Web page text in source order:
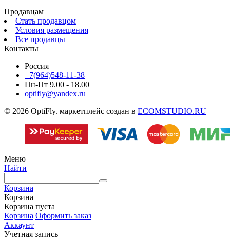
Продавцам
Стать продавцом
Условия размещения
Все продавцы
Контакты
Россия
+7(964)548-11-38
Пн-Пт 9.00 - 18.00
optifly@yandex.ru
© 2026 OptiFly. маркетплейс создан в ECOMSTUDIO.RU
Меню
Найти
Корзина
Корзина
Корзина пуста
Корзина Оформить заказ
Аккаунт
Учетная запись